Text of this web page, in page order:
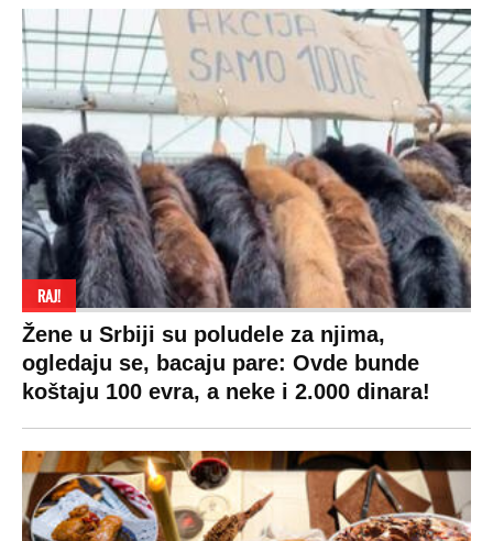
VESTI
Politika
Društvo
Hronika
Ekonomija
Beograd
Zasadi drvo
Kosovo
Sudbine
SHOWBIZ
Rijaliti
Zvezde
Holivud
Kviz
SPORT
Fudbal
Košarka
Tenis
Ostali sportovi
Navijači
Showtime
VIRALNO
Bizar
Svaštara
Tiktok
LIFESTYLE
Život
Stil
Zdravlje
Hi-Tech
Kultura
SVET
Planeta
Globalno zagrevanje
Hrvatska
BiH
Crna Gora
Makedonija
Auto
MONDO INC.
Impressum
Kontakt
Politika o kolačićima
Uslovi korišćenja
Politika privatnosti
Privacy policy
Terms of service